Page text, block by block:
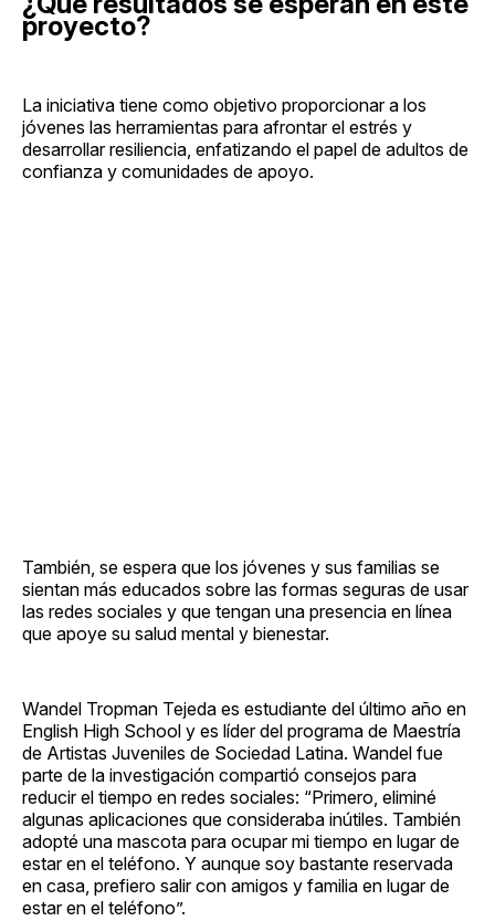
proyecto?
La iniciativa tiene como objetivo proporcionar a los
jóvenes las herramientas para afrontar el estrés y
desarrollar resiliencia, enfatizando el papel de adultos de
confianza y comunidades de apoyo.
También, se espera que los jóvenes y sus familias se
sientan más educados sobre las formas seguras de usar
las redes sociales y que tengan una presencia en línea
que apoye su salud mental y bienestar.
Wandel Tropman Tejeda es estudiante del último año en
English High School y es líder del programa de Maestría
de Artistas Juveniles de Sociedad Latina. Wandel fue
parte de la investigación compartió consejos para
reducir el tiempo en redes sociales: “Primero, eliminé
algunas aplicaciones que consideraba inútiles. También
adopté una mascota para ocupar mi tiempo en lugar de
estar en el teléfono. Y aunque soy bastante reservada
en casa, prefiero salir con amigos y familia en lugar de
estar en el teléfono”.